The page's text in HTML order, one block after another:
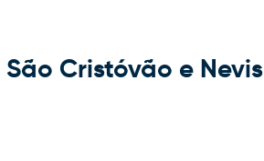
Cristóvão e Nevis